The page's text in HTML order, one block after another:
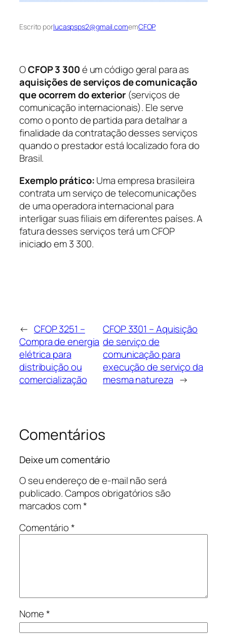
Escrito porlucaspsps2@gmail.comemCFOP
OCFOP 3 300é um código geral para as
aquisições de serviços de comunicação
que ocorrem do exterior(serviços de
comunicação internacionais). Ele serve
como o ponto de partida para detalhar a
finalidade da contratação desses serviços
quando o prestador está localizado fora do
Brasil.
Exemplo prático:Uma empresa brasileira
contrata um serviço de telecomunicações
de uma operadora internacional para
interligar suas filiais em diferentes países. A
fatura desses serviços terá um CFOP
iniciado em 3 300.
← CFOP 3251 –
Compra de energia
elétrica para
distribuição ou
comercialização
CFOP 3301 – Aquisição
de serviço de
comunicação para
execução de serviço da
mesma natureza →
Comentários
Deixe um comentário
O seu endereço de e-mail não será
publicado.Campos obrigatórios são
marcados com*
Comentário*
Nome*